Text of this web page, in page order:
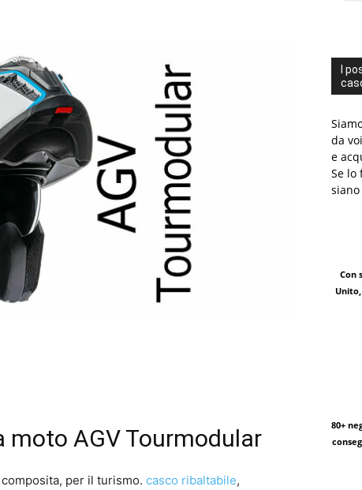
moto AGV Tourmodular
per il turismo. casco ribaltabile,
I
da
e
Se lo
Con
80+